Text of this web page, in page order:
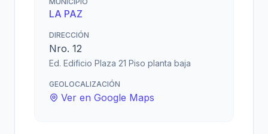
LA PAZ
DIRECCIÓN
Nro. 12
Ed. Edificio Plaza 21 Piso planta baja
GEOLOCALIZACIÓN
Ver en Google Maps